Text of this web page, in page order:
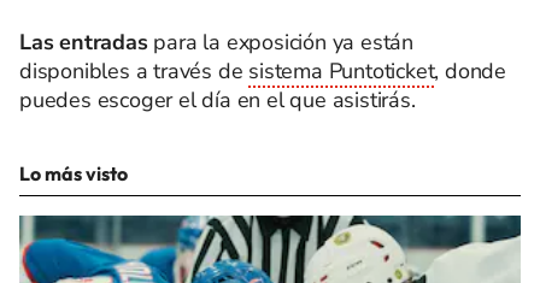
Las entradas para la exposición ya están
disponibles a través de sistema Puntoticket, donde
puedes escoger el día en el que asistirás.
Lo más visto